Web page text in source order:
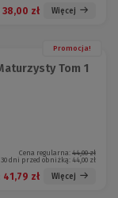
38,00 zł Więcej
Promocja!
Tom 1
Cena regularna: 44,00 zł
dni przed obniżką:44,00 zł
41,79 zł Więcej